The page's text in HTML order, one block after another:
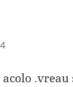
acolo